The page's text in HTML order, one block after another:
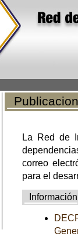
La Red de
correo
para el
Información